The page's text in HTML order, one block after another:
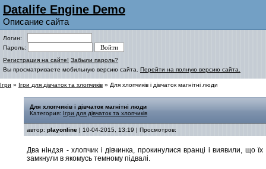
Datalife Engine Demo
Описание сайта
Логин:
Пароль:
Регистрация на сайте! Забыли пароль?
Вы просматриваете мобильную версию сайта. Перейти на полную версию сайта.
Ігри » Ігри для дівчаток та хлопчиків » Для хлопчиків і дівчаток магнітні люди
Для хлопчиків і дівчаток магнітні люди
Категория: Ігри для дівчаток та хлопчиків
автор: playonline | 10-04-2015, 13:19 | Просмотров:
Два ніндзя - хлопчик і дівчинка, прокинулися вранці і виявили, що їх
замкнули в якомусь темному підвалі.